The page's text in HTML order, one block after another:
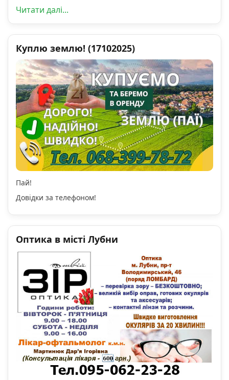
Читати далі...
Куплю землю! (17102025)
Пай!
Довідки за телефоном!
Оптика в місті Лубни